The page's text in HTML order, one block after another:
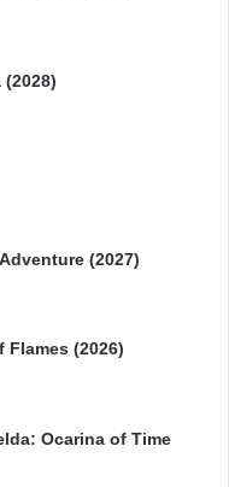
(2027)
Flames (2026)
Ocarina of Time